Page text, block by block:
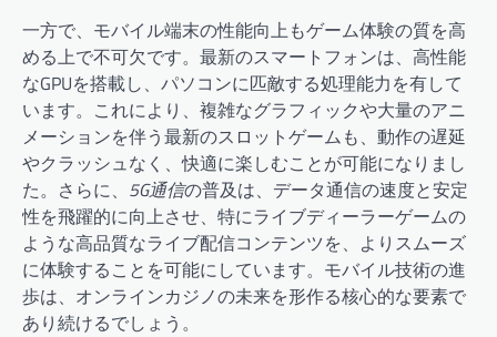
一方で、モバイル端末の性能向上もゲーム体験の質を高
める上で不可欠です。最新のスマートフォンは、高性能
なGPUを搭載し、パソコンに匹敵する処理能力を有して
います。これにより、複雑なグラフィックや大量のアニ
メーションを伴う最新のスロットゲームも、動作の遅延
やクラッシュなく、快適に楽しむことが可能になりまし
た。さらに、 5G通信の普及は、データ通信の速度と安定
性を飛躍的に向上させ、特にライブディーラーゲームの
ような高品質なライブ配信コンテンツを、よりスムーズ
に体験することを可能にしています。モバイル技術の進
歩は、オンラインカジノの未来を形作る核心的な要素で
あり続けるでしょう。